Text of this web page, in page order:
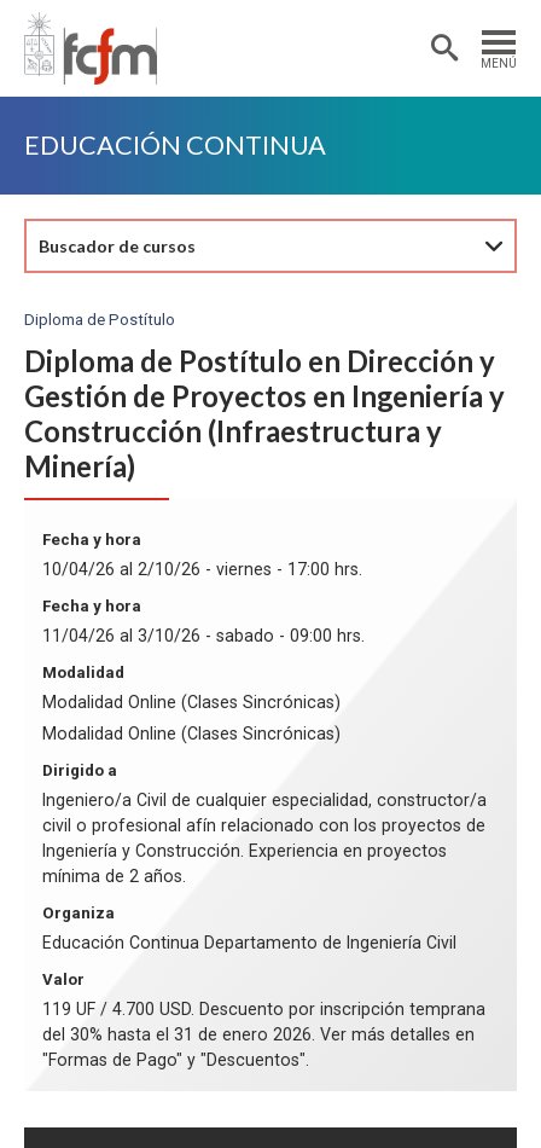
MENÚ
Estudiantes
Académicas/os
EDUCACIÓN CONTINUA
Buscador de cursos
Diploma de Postítulo
Diploma de Postítulo en Dirección y
Gestión de Proyectos en Ingeniería y
Construcción (Infraestructura y
Minería)
Fecha y hora
10/04/26 al 2/10/26 - viernes - 17:00 hrs.
Fecha y hora
11/04/26 al 3/10/26 - sabado - 09:00 hrs.
Modalidad
Modalidad Online (Clases Sincrónicas)
Modalidad Online (Clases Sincrónicas)
Dirigido a
Ingeniero/a Civil de cualquier especialidad, constructor/a
civil o profesional afín relacionado con los proyectos de
Ingeniería y Construcción. Experiencia en proyectos
mínima de 2 años.
Organiza
Educación Continua Departamento de Ingeniería Civil
Valor
119 UF / 4.700 USD. Descuento por inscripción temprana
del 30% hasta el 31 de enero 2026. Ver más detalles en
"Formas de Pago" y "Descuentos".